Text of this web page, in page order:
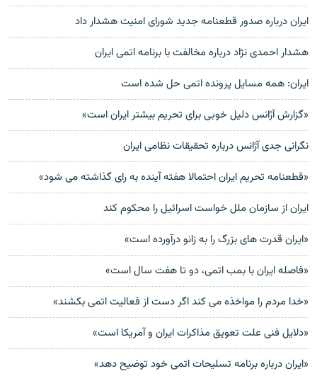
ايران درباره صدور قطعنامه جديد شورای امنيت هشدار داد
هشدار احمدی نژاد درباره مخالفت با برنامه اتمی ایران
ايران: همه مسايل پرونده اتمی حل شده است
«گزارش آژانس دلیل خوبی برای تحریم بیشتر ایران است»
نگرانی جدی آژانس درباره تحقیقات نظامی ایران
«قطعنامه تحریم ایران احتمالا هفته آینده به رای گذاشته می شود»
ایران از سازمان ملل خواست اسرائیل را محکوم کند
«ایران قدرت های بزرگ را به زانو درآورده است»
«فاصله ایران با بمب اتمی، دو تا هفت سال است»
«خدا مردم را مواخذه می کند اگر دست از فعاليت اتمی بکشند»
«دلایل فنی علت تعویق مذاکرات ایران و آمریکا است»
«ایران درباره برنامه تسلیحات اتمی خود توضیح دهد»